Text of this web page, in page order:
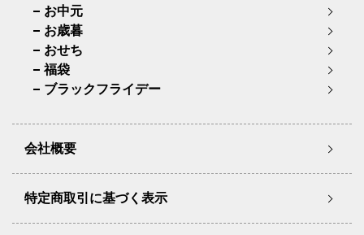
お中元
お歳暮
おせち
福袋
ブラックフライデー
会社概要
特定商取引に基づく表示